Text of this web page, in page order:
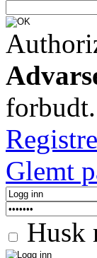
forbudt.
Glemt
Husk